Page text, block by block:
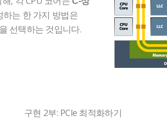
는 한 가지 방법은
선택하는 것입니다.
구현 2부: PCIe 최적화하기